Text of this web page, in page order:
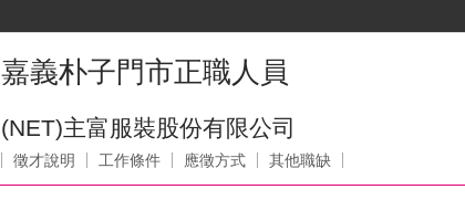
嘉義朴子門市正職人員
(NET)主富服裝股份有限公司
徵才說明 工作條件 應徵方式 其他職缺